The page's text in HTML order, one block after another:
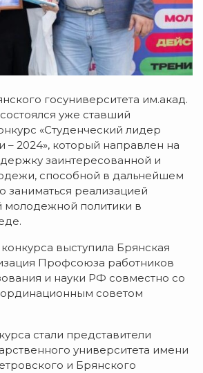
госуниверситета им.акад.
уже ставший
«Студенческий лидер
– 2024», который направлен на
заинтересованной и
способной в дальнейшем
заниматься реализацией
молодежной политики в
выступила Брянская
Профсоюза работников
и науки РФ совместно со
советом
стали представители
университета имени
и Брянского